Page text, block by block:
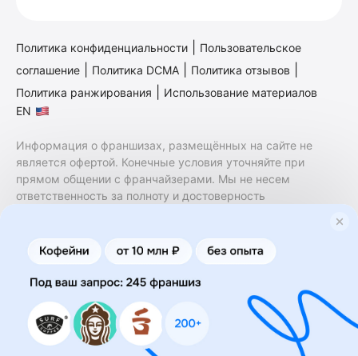
Политика конфиденциальности
Пользовательское
соглашение
Политика DCMA Политика отзывов
Политика ранжирования
Использование материалов
EN
Информация о франшизах, размещённых на сайте не
является офертой. Конечные условия уточняйте при
прямом общении с франчайзерами. Мы не несем
ответственность за полноту и достоверность
финансовые услуги. Заключение договоров
коммерческой концессии (франчайзинга) осуществляется
правообладателями/их представителями. Бизнесменс.ру
не является посредником или представителем
правообладателя и не несет ответственность за условия
предоставления франшизы и действия лиц,
осуществленные на основании информации, имеющейся